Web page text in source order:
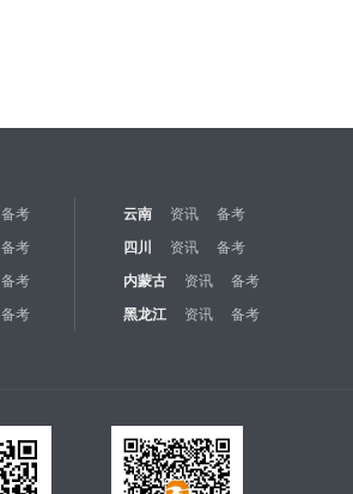
备考 云南 资讯
备考
备考 四川 资讯
备考
备考 内蒙古 资讯
备考
备考 黑龙江 资讯 备考